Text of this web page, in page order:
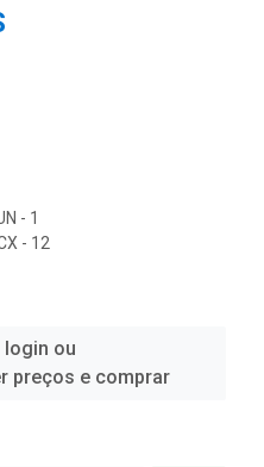
- 1
- 12
login ou
preços e comprar